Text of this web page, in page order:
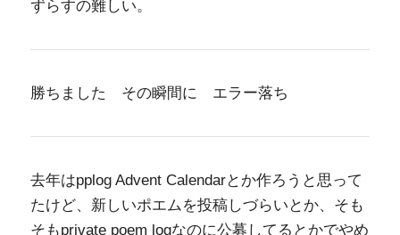
ずらすの難しい。
勝ちました その瞬間に エラー落ち
去年はpplog Advent Calendarとか作ろうと思って
たけど、新しいポエムを投稿しづらいとか、そも
そもprivate poem logなのに公募してるとかでやめ